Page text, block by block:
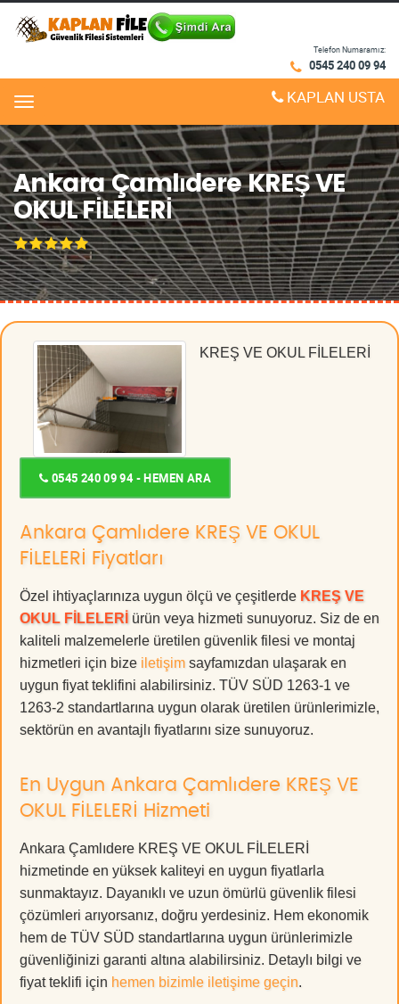
Telefon Numaramız:
0545 240 09 94
Menu KAPLAN USTA
Ankara Çamlıdere KREŞ VE
OKUL FİLELERİ
KREŞ VE OKUL FİLELERİ
0545 240 09 94 - HEMEN ARA
Ankara Çamlıdere KREŞ VE OKUL
FİLELERİ Fiyatları
Özel ihtiyaçlarınıza uygun ölçü ve çeşitlerde KREŞ VE
OKUL FİLELERİ ürün veya hizmeti sunuyoruz. Siz de en
kaliteli malzemelerle üretilen güvenlik filesi ve montaj
hizmetleri için bize iletişim sayfamızdan ulaşarak en
uygun fiyat teklifini alabilirsiniz. TÜV SÜD 1263-1 ve
1263-2 standartlarına uygun olarak üretilen ürünlerimizle,
sektörün en avantajlı fiyatlarını size sunuyoruz.
En Uygun Ankara Çamlıdere KREŞ VE
OKUL FİLELERİ Hizmeti
Ankara Çamlıdere KREŞ VE OKUL FİLELERİ
hizmetinde en yüksek kaliteyi en uygun fiyatlarla
sunmaktayız. Dayanıklı ve uzun ömürlü güvenlik filesi
çözümleri arıyorsanız, doğru yerdesiniz. Hem ekonomik
hem de TÜV SÜD standartlarına uygun ürünlerimizle
güvenliğinizi garanti altına alabilirsiniz. Detaylı bilgi ve
fiyat teklifi için hemen bizimle iletişime geçin.